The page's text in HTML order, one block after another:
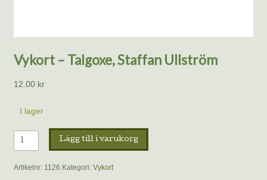
Vykort – Talgoxe, Staffan Ullström
12.00 kr
I lager
Vykort
–
Talgoxe,
Lägg till i varukorg
Artikelnr: 1126 Kategori: Vykort